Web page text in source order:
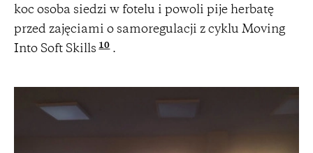
koc osoba siedzi w fotelu i powoli pije herbatę
przed zajęciami o samoregulacji z cyklu Moving
Into Soft Skills 10 .